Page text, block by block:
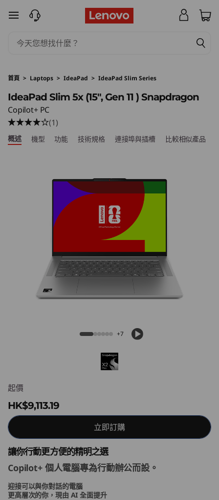
a
P
a
d
G
e
n
1
1
跳至主要內容
首頁 > Laptops > IdeaPad > IdeaPad Slim Series
IdeaPad Slim 5x (15″, Gen 11 ) Snapdragon
Copilot+ PC
(1)
概述 機型 功能 技術規格 連接埠與插槽 比較相似產品
+7
起價
HK$9,113.19
立即訂購
讓你行動更方便的精明之選
Copilot+ 個人電腦專為行動辦公而設。
迎接可以與你對話的電腦
更高層次的你，現由 AI 全面提升